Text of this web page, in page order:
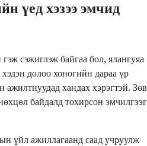
үед хэзээ эмчид
сэжиглэж байгаа бол, ялангуяа
долоо хоногийн дараа үр
ажилтнуудад хандах хэрэгтэй. Зөв
байдалд тохирсон эмчилгээг
үйл ажиллагаанд саад учруулж